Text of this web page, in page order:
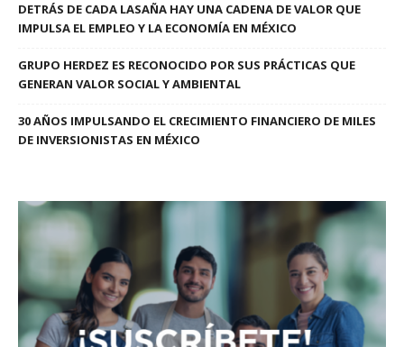
DETRÁS DE CADA LASAÑA HAY UNA CADENA DE VALOR QUE
IMPULSA EL EMPLEO Y LA ECONOMÍA EN MÉXICO
GRUPO HERDEZ ES RECONOCIDO POR SUS PRÁCTICAS QUE
GENERAN VALOR SOCIAL Y AMBIENTAL
30 AÑOS IMPULSANDO EL CRECIMIENTO FINANCIERO DE MILES
DE INVERSIONISTAS EN MÉXICO